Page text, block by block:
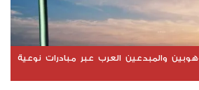
والمبدعين العرب عبر مبادرات نوعية